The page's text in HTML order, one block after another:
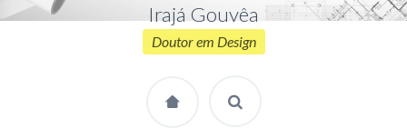
Irajá Gouvêa
Doutor em Design